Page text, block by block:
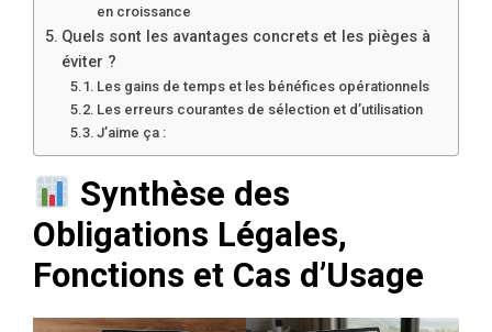
en croissance
Quels sont les avantages concrets et les pièges à
éviter ?
Les gains de temps et les bénéfices opérationnels
Les erreurs courantes de sélection et d’utilisation
J’aime ça :
Synthèse des
Obligations Légales,
Fonctions et Cas d’Usage